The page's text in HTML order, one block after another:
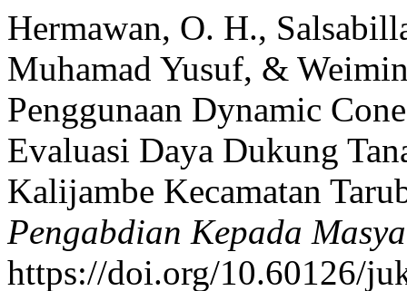
Hermawan, O. H.,
Muhamad Yusuf, &
Penggunaan Dynamic
Evaluasi Daya Dukung
Kalijambe Kecamatan
Pengabdian Kepada
https://doi.org/10.60126/